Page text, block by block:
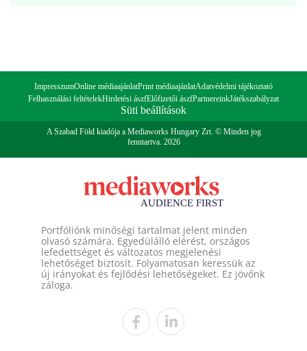
ImpresszumOnline médiaajánlatPrint médiaajánlatAdatvédelmi tájékoztató
Felhasználási feltételekHirdetési ászfElőfizetői ászfPartnereinkJátékszabályzat
Süti beállítások
A Szabad Föld kiadója a Mediaworks Hungary Zrt. © Minden jog
fenntartva. 2026
Portfóliónk minőségi tartalmat jelent minden
olvasó számára. Egyedülálló elérést, országos
lefedettséget és változatos megjelenési
lehetőséget biztosít. Folyamatosan keressük az
új irányokat és fejlődési lehetőségeket. Ez jövőnk
záloga.